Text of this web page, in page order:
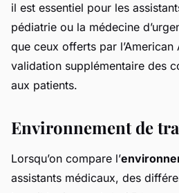
il est essentiel pour les
pédiatrie ou la médecine
que ceux offerts par
validation supplémentaire des
aux patients.
Environnement de
Lorsqu’on compare l’
assistants médicaux, des